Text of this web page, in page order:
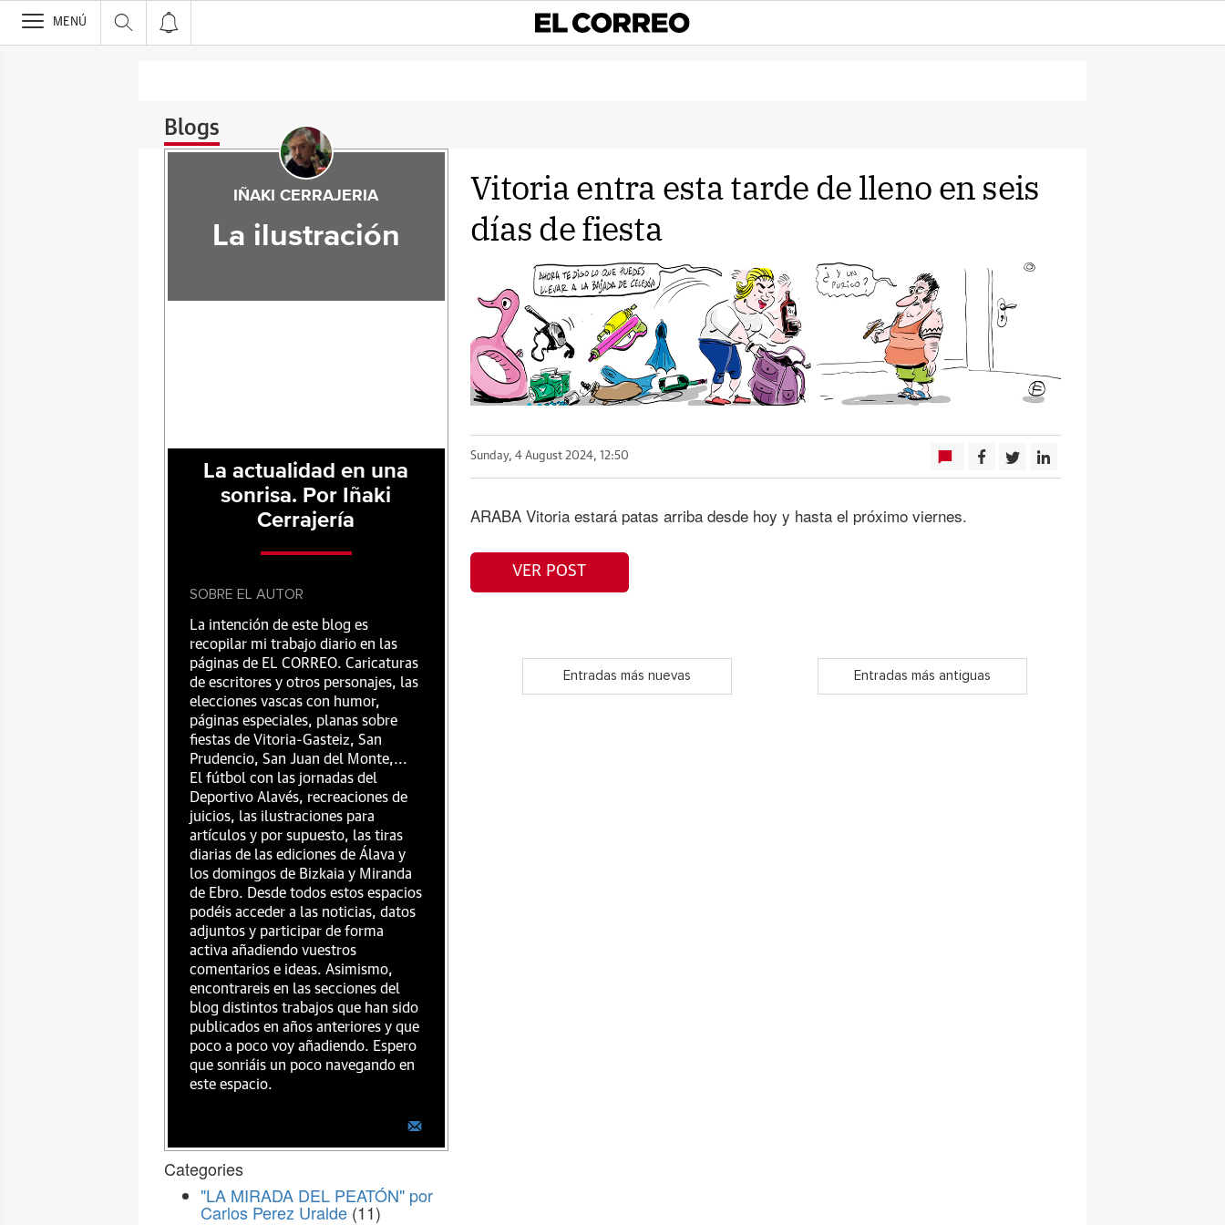
>
MENÚ
Blogs
Vitoria entra esta tarde de lleno en seis
días de fiesta
Sunday, 4 August 2024, 12:50
ARABA Vitoria estará patas arriba desde hoy y hasta el próximo viernes.
VER POST
Entradas más nuevas Entradas más antiguas
IÑAKI CERRAJERIA
La ilustración
La actualidad en una
sonrisa. Por Iñaki
Cerrajería
SOBRE EL AUTOR
La intención de este blog es
recopilar mi trabajo diario en las
páginas de EL CORREO. Caricaturas
de escritores y otros personajes, las
elecciones vascas con humor,
páginas especiales, planas sobre
fiestas de Vitoria-Gasteiz, San
Prudencio, San Juan del Monte,...
El fútbol con las jornadas del
Deportivo Alavés, recreaciones de
juicios, las ilustraciones para
artículos y por supuesto, las tiras
diarias de las ediciones de Álava y
los domingos de Bizkaia y Miranda
de Ebro. Desde todos estos espacios
podéis acceder a las noticias, datos
adjuntos y participar de forma
activa añadiendo vuestros
comentarios e ideas. Asimismo,
encontrareis en las secciones del
blog distintos trabajos que han sido
publicados en años anteriores y que
poco a poco voy añadiendo. Espero
que sonriáis un poco navegando en
este espacio.
Categories
"LA MIRADA DEL PEATÓN" por
Carlos Perez Uralde (11)